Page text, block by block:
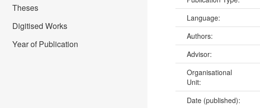
Theses
Digitised Works
Year of Publication
Language:
Authors:
Advisor:
Organisational
Unit:
Date (published):